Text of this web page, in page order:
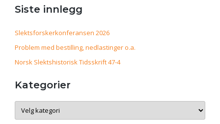
Siste innlegg
Slektsforskerkonferansen 2026
Problem med bestilling, nedlastinger o.a.
Norsk Slektshistorisk Tidsskrift 47-4
Kategorier
Kategorier